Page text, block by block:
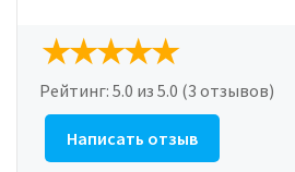
Рейтинг: 5.0 из 5.0 (3 отзывов)
Написать отзыв